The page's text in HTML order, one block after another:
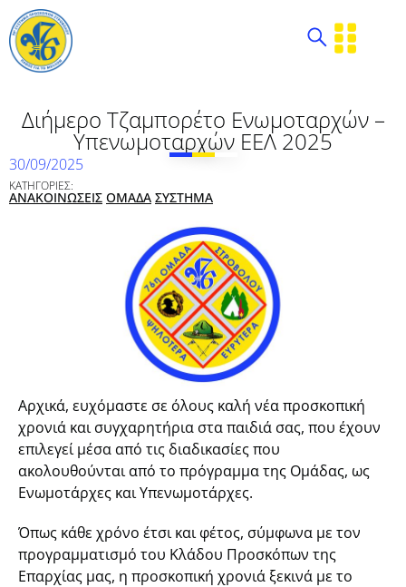
Διήμερο Τζαμπορέτο Ενωμοταρχών –
Υπενωμοταρχών ΕΕΛ 2025
30/09/2025
ΚΑΤΗΓΟΡΙΕΣ:
ΑΝΑΚΟΙΝΩΣΕΙΣ ΟΜΑΔΑ ΣΥΣΤΗΜΑ
Αρχικά, ευχόμαστε σε όλους καλή νέα προσκοπική
χρονιά και συγχαρητήρια στα παιδιά σας, που έχουν
επιλεγεί μέσα από τις διαδικασίες που
ακολουθούνται από το πρόγραμμα της Ομάδας, ως
Ενωμοτάρχες και Υπενωμοτάρχες.
Όπως κάθε χρόνο έτσι και φέτος, σύμφωνα με τον
προγραμματισμό του Κλάδου Προσκόπων της
Επαρχίας μας, η προσκοπική χρονιά ξεκινά με το